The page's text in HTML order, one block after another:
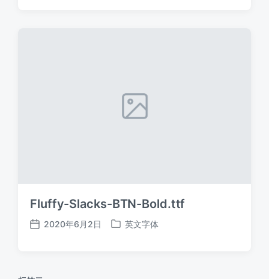
Fluffy-Slacks-BTN-Bold.ttf
发
2020年6月2日
发
英文字体